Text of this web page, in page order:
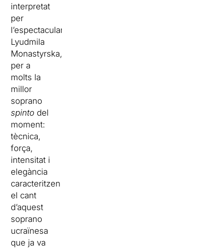
interpretat
per
l’espectacular
Lyudmila
Monastyrska,
per a
molts la
millor
soprano
spinto del
moment:
tècnica,
força,
intensitat i
elegància
caracteritzen
el cant
d’aquest
soprano
ucraïnesa
que ja va